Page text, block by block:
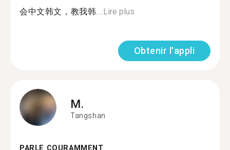
会中文韩文，教我韩...Lire plus
Obtenir l'appli
M.
Tangshan
PARLE COURAMMENT